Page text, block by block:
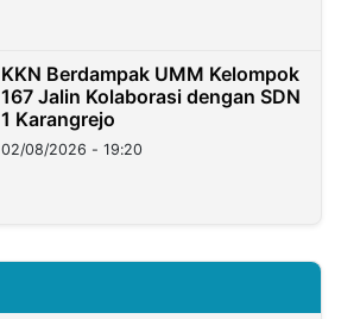
KKN Berdampak UMM Kelompok
167 Jalin Kolaborasi dengan SDN
1 Karangrejo
02/08/2026 - 19:20